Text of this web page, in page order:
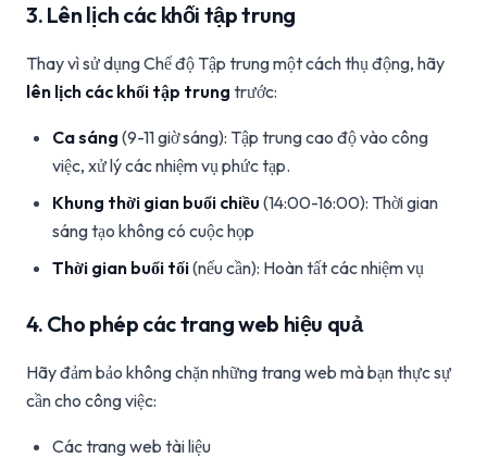
3. Lên lịch các khối tập trung
Thay vì sử dụng Chế độ Tập trung một cách thụ động, hãy
lên lịch các khối tập trung trước:
Ca sáng (9-11 giờ sáng): Tập trung cao độ vào công
việc, xử lý các nhiệm vụ phức tạp.
Khung thời gian buổi chiều (14:00-16:00): Thời gian
sáng tạo không có cuộc họp
Thời gian buổi tối(nếu cần): Hoàn tất các nhiệm vụ
4. Cho phép các trang web hiệu quả
Hãy đảm bảo không chặn những trang web mà bạn thực sự
cần cho công việc:
Các trang web tài liệu